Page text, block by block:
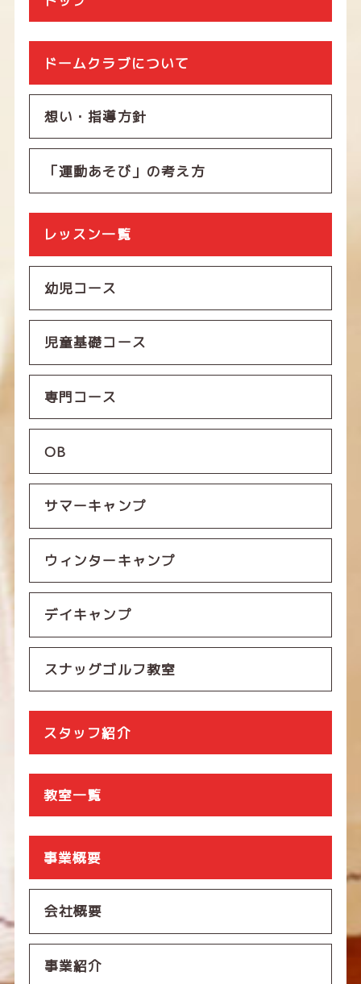
ドームクラブについて
想い・指導方針
「運動あそび」の考え方
レッスン一覧
幼児コース
児童基礎コース
専門コース
OB
サマーキャンプ
ウィンターキャンプ
デイキャンプ
スナッグゴルフ教室
スタッフ紹介
教室一覧
事業概要
会社概要
事業紹介